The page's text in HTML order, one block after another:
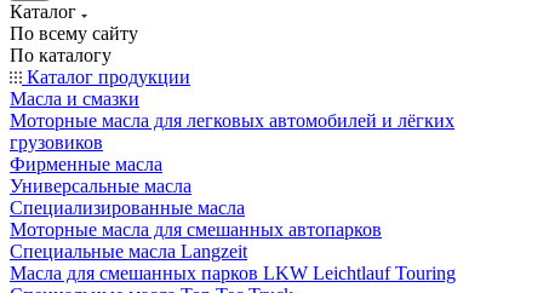
Каталог
По всему сайту
По каталогу
Каталог продукции
Масла и смазки
Моторные масла для легковых автомобилей и лёгких
грузовиков
Фирменные масла
Универсальные масла
Специализированные масла
Моторные масла для смешанных автопарков
Специальные масла Langzeit
Масла для смешанных парков LKW Leichtlauf Touring